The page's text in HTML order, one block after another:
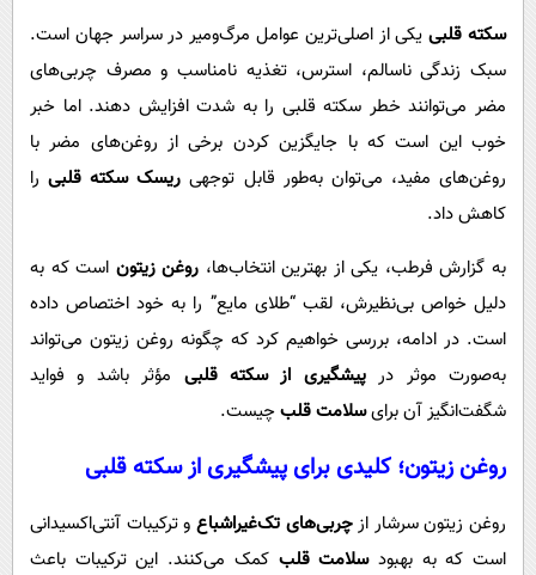
فناوری
گوناگون
محیط زیست
فرهنگی
بین الملل
اجتماعی
حیات وحش
روانشناسی
آشپزی
دانلود
سکته قلبییکی از اصلی‌ترین عوامل مرگ‌ومیر در سراسر جهان است.
سبک زندگی ناسالم، استرس، تغذیه نامناسب و مصرف چربی‌های
مضر می‌توانند خطر سکته قلبی را به‌ شدت افزایش دهند. اما خبر
خوب این است که با جایگزین کردن برخی از روغن‌های مضر با
روغن‌های مفید، می‌توان به‌طور قابل‌ توجهی ریسک سکته قلبیرا
کاهش داد.
به گزارش فرطب، یکی از بهترین انتخاب‌ها، روغن زیتون است که به
دلیل خواص بی‌نظیرش، لقب “طلای مایع” را به خود اختصاص داده
است. در ادامه، بررسی خواهیم کرد که چگونه روغن زیتون می‌تواند
به‌صورت موثر درپیشگیری از سکته قلبی مؤثر باشد و فواید
شگفت‌انگیز آن برایسلامت قلبچیست.
روغن زیتون؛ کلیدی برای پیشگیری از سکته قلبی
روغن زیتون سرشار ازچربی‌های تک‌غیراشباع و ترکیبات آنتی‌اکسیدانی
است که به بهبودسلامت قلب کمک می‌کنند. این ترکیبات باعث